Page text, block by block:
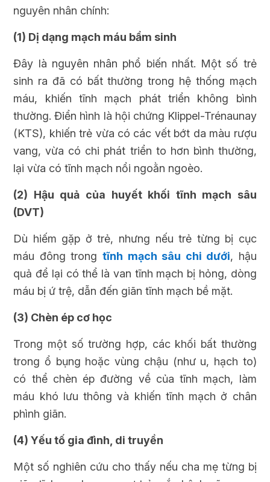
nguyên nhân chính:
(1) Dị dạng mạch máu bẩm sinh
Đây là nguyên nhân phổ biến nhất. Một số trẻ
sinh ra đã có bất thường trong hệ thống mạch
máu, khiến tĩnh mạch phát triển không bình
thường. Điển hình là hội chứng Klippel-Trénaunay
(KTS), khiến trẻ vừa có các vết bớt da màu rượu
vang, vừa có chi phát triển to hơn bình thường,
lại vừa có tĩnh mạch nổi ngoằn ngoèo.
(2) Hậu quả của huyết khối tĩnh mạch sâu
(DVT)
Dù hiếm gặp ở trẻ, nhưng nếu trẻ từng bị cục
máu đông trong tĩnh mạch sâu chi dưới, hậu
quả để lại có thể là van tĩnh mạch bị hỏng, dòng
máu bị ứ trệ, dẫn đến giãn tĩnh mạch bề mặt.
(3) Chèn ép cơ học
Trong một số trường hợp, các khối bất thường
trong ổ bụng hoặc vùng chậu (như u, hạch to)
có thể chèn ép đường về của tĩnh mạch, làm
máu khó lưu thông và khiến tĩnh mạch ở chân
phình giãn.
(4) Yếu tố gia đình, di truyền
Một số nghiên cứu cho thấy nếu cha mẹ từng bị